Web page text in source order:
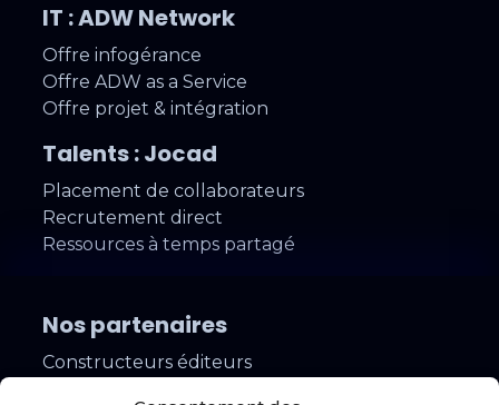
IT : ADW Network
Offre infogérance
Offre ADW as a Service
Offre projet & intégration
Talents : Jocad
Placement de collaborateurs
Recrutement direct
Ressources à temps partagé
Nos partenaires
Constructeurs éditeurs